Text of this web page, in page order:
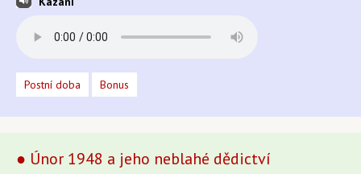
Postní doba Bonus
● Únor 1948 a jeho neblahé dědictví